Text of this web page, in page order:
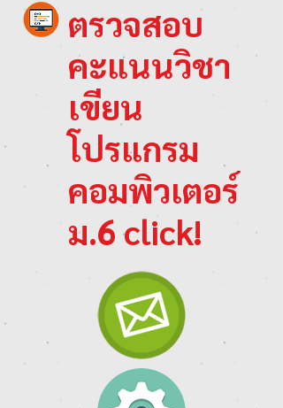
ตรวจสอบ
คะแนนวิชา
เขียน
โปรแกรม
คอมพิวเตอร์
ม.6 click!